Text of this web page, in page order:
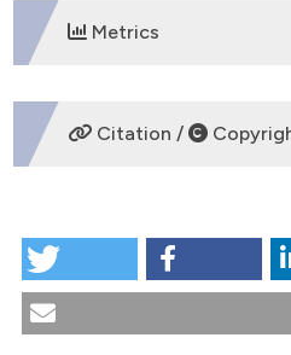
Metrics
DOWNLOADS
Citation /
L’Ordinanza del Tribunale di